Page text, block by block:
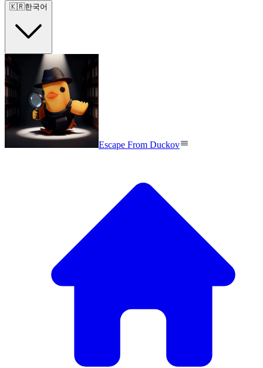
🇰🇷한국어
Escape From Duckov